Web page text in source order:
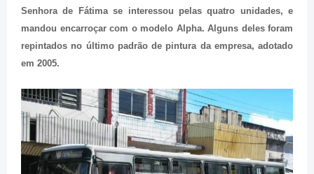
Senhora de Fátima se interessou pelas quatro unidades, e
mandou encarroçar com o modelo Alpha. Alguns deles foram
repintados no último padrão de pintura da empresa, adotado
em 2005.